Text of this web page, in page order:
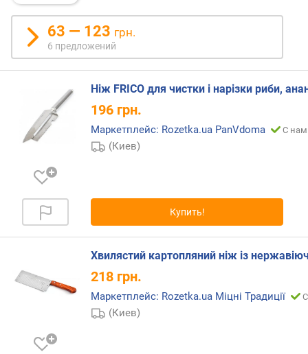
63 — 123 грн.
6 предложений
Ніж FRICO для чистки і нарізки риби,
196 грн.
Маркетплейс: Rozetka.ua PanVdoma С
(Киев)
Купить!
Хвилястий картопляний ніж із
218 грн.
Маркетплейс: Rozetka.ua Міцні Традиції
(Киев)